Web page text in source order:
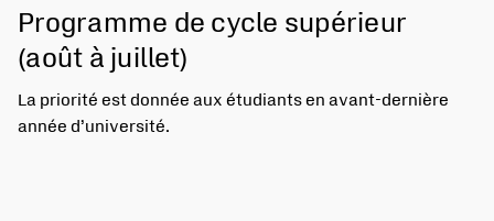
Programme de cycle supérieur
(août à juillet)
La priorité est donnée aux étudiants en avant-dernière
année d’université.